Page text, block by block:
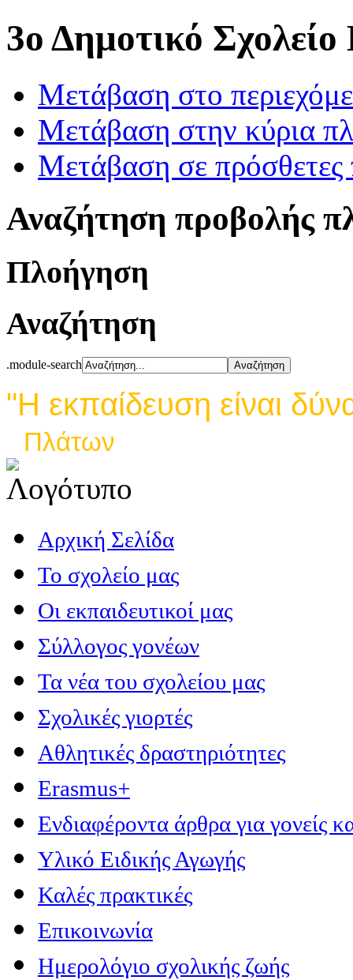
3ο Δημοτικό
Μετάβαση στο
Μετάβαση στην κύρια
Μετάβαση σε πρόσθετες
Αναζήτηση προβολής
Πλοήγηση
Αναζήτηση
.module-search
"Η εκπαίδευση είναι
Πλάτων
Αρχική Σελίδα
Το σχολείο μας
Οι εκπαιδευτικοί μας
Σύλλογος γονέων
Τα νέα του σχολείου μας
Σχολικές γιορτές
Αθλητικές δραστηριότητες
Erasmus+
Ενδιαφέροντα άρθρα για γονείς
Υλικό Ειδικής Αγωγής
Καλές πρακτικές
Επικοινωνία
Ημερολόγιο σχολικής ζωής